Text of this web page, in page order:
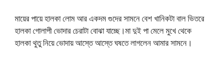
মায়ের পায়ে হালকা লোম আর একদম গুদের সামনে বেশ খানিকটা বাল ভিতরে
হালকা গোলাপী ভোদার চেরাটা বোঝা যাচ্ছে।মা দুই পা মেলে মুখে থেকে
হালকা থুতু নিয়ে ভোদায় আস্তে আস্তে ঘষতে লাগলেন আমার সামনে।